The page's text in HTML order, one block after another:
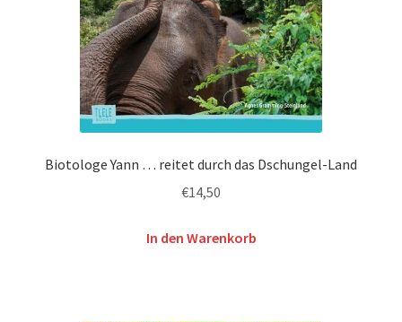
Biotologe Yann … reitet durch das Dschungel-Land
€14,50
In den Warenkorb